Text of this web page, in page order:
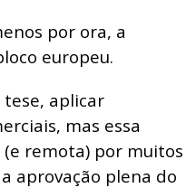
por ora, a
europeu.
tese, aplicar
mas essa
remota) por muitos
aprovação plena do